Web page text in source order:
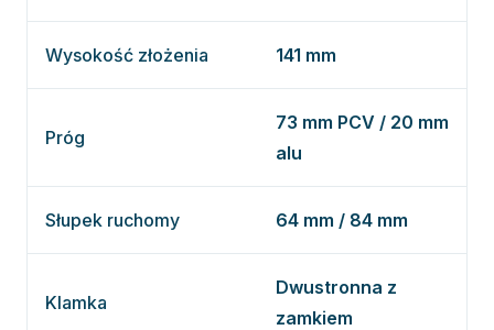
Wysokość złożenia 141 mm
Próg
73 mm PCV / 20 mm
alu
Słupek ruchomy 64 mm / 84 mm
Klamka
Dwustronna z
zamkiem